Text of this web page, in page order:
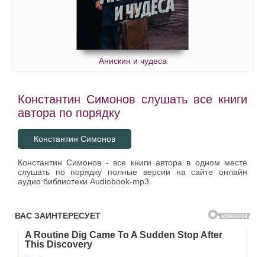
Анискин и чудеса
Константин Симонов слушать все книги
автора по порядку
Константин Симонов
Константин Симонов - все книги автора в одном месте
слушать по порядку полные версии на сайте онлайн
аудио библиотеки Audiobook-mp3.